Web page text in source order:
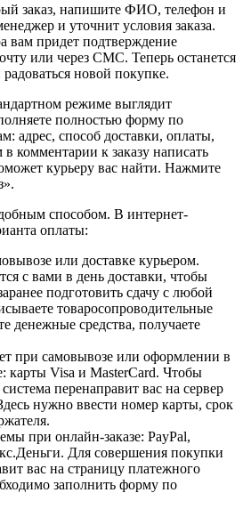
заказ, напишите ФИО, телефон и
и уточнит условия заказа.
вам придет подтверждение
или через СМС. Теперь останется
новой покупке.
режиме выглядит
полностью форму по
адрес, способ доставки, оплаты,
комментарии к заказу написать
курьеру вас найти. Нажмите
способом. В интернет-
оплаты:
или доставке курьером.
с вами в день доставки, чтобы
подготовить сдачу с любой
товаросопроводительные
денежные средства, получаете
при самовывозе или оформлении в
карты Visa и MasterCard. Чтобы
перенаправит вас на сервер
нужно ввести номер карты, срок
при онлайн-заказе: PayPal,
Для совершения покупки
вас на страницу платежного
заполнить форму по